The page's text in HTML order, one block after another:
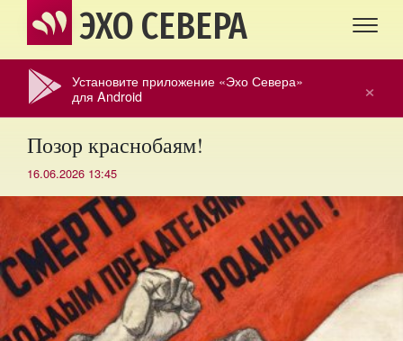
ЭХО СЕВЕРА
×
Установите приложение «Эхо Севера»
для Android
Позор краснобаям!
16.06.2026 13:45